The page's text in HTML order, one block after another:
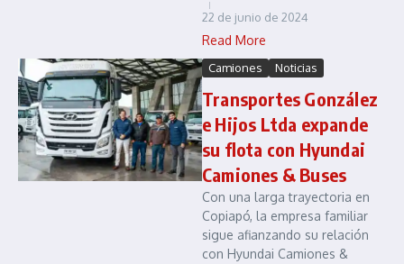
22 de junio de 2024
Read More
Camiones Noticias
Transportes González
e Hijos Ltda expande
su flota con Hyundai
Camiones & Buses
Con una larga trayectoria en
Copiapó, la empresa familiar
sigue afianzando su relación
con Hyundai Camiones &